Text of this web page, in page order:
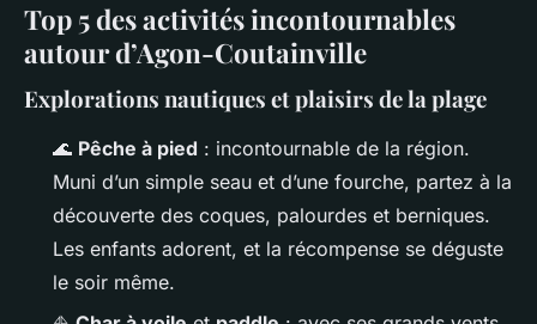
Top 5 des activités incontournables
autour d’Agon-Coutainville
Explorations nautiques et plaisirs de la plage
🌊 Pêche à pied : incontournable de la région.
Muni d’un simple seau et d’une fourche, partez à la
découverte des coques, palourdes et berniques.
Les enfants adorent, et la récompense se déguste
le soir même.